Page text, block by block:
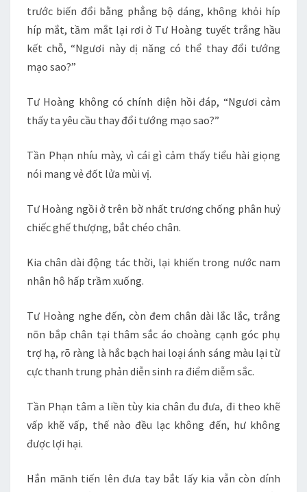
trước biến đổi bằng phẳng bộ dáng, không khỏi híp
híp mắt, tầm mắt lại rơi ở Tư Hoàng tuyết trắng hầu
kết chỗ, “Ngươi này dị năng có thể thay đổi tướng
mạo sao?”
Tư Hoàng không có chính diện hồi đáp, “Ngươi cảm
thấy ta yêu cầu thay đổi tướng mạo sao?”
Tần Phạn nhíu mày, vì cái gì cảm thấy tiểu hài giọng
nói mang vẻ đốt lửa mùi vị.
Tư Hoàng ngồi ở trên bờ nhất trương chống phân huỷ
chiếc ghế thượng, bắt chéo chân.
Kia chân dài động tác thời, lại khiến trong nước nam
nhân hô hấp trầm xuống.
Tư Hoàng nghe đến, còn đem chân dài lắc lắc, trắng
nõn bắp chân tại thâm sắc áo choàng cạnh góc phụ
trợ hạ, rõ ràng là hắc bạch hai loại ánh sáng màu lại từ
cực thanh trung phản diễn sinh ra điểm diễm sắc.
Tần Phạn tâm a liền tùy kia chân đu đưa, đi theo khẽ
vấp khẽ vấp, thế nào đều lạc không đến, hư không
được lợi hại.
Hắn mãnh tiến lên đưa tay bắt lấy kia vẫn còn dính